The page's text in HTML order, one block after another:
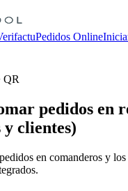
Pedidos Online
QR
pedidos en
clientes)
en comanderos y